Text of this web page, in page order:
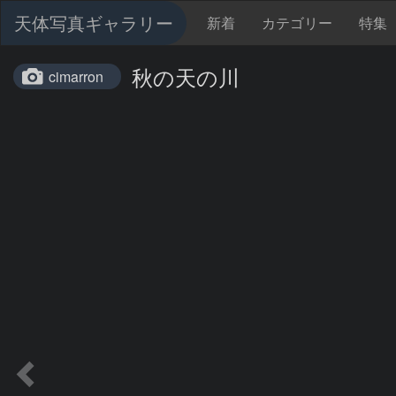
天体写真ギャラリー 新着 カテゴリー 特集
cimarron 秋の天の川